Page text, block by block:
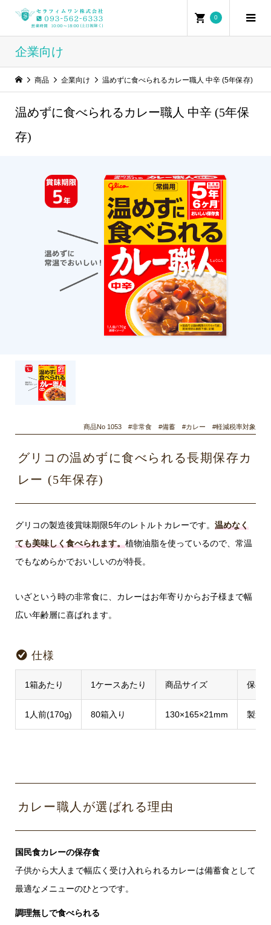
0
企業向け
商品 企業向け 温めずに食べられるカレー職人 中辛 (5年保存)
温めずに食べられるカレー職人 中辛 (5年保
存)
商品No 1053 #非常食 #備蓄 #カレー #軽減税率対象
グリコの温めずに食べられる長期保存カ
レー (5年保存)
グリコの製造後賞味期限5年のレトルトカレーです。 温めなく
ても美味しく食べられます。 植物油脂を使っているので、常温
でもなめらかでおいしいのが特長。
いざという時の非常食に、カレーはお年寄りからお子様まで幅
広い年齢層に喜ばれます。
仕様
1箱あたり 1ケースあたり 商品サイズ 保存
1人前(170g) 80箱入り 130×165×21mm 製造
カレー職人が選ばれる理由
国民食カレーの保存食
子供から大人まで幅広く受け入れられるカレーは備蓄食として
最適なメニューのひとつです。
調理無しで食べられる